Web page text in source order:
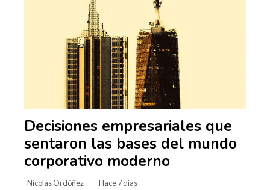
Decisiones empresariales que
sentaron las bases del mundo
corporativo moderno
Nicolás Ordóñez Hace 7 días